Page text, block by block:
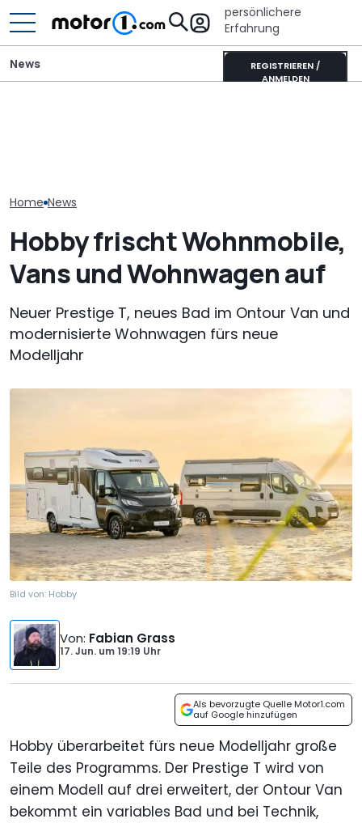
persönlichere
Erfahrung
REGISTRIEREN /
ANMELDEN
News
Home News
Hobby frischt Wohnmobile,
Vans und Wohnwagen auf
Neuer Prestige T, neues Bad im Ontour Van und
modernisierte Wohnwagen fürs neue
Modelljahr
Bild von: Hobby
Von: Fabian Grass
17. Jun. um19:19 Uhr
Als bevorzugte Quelle Motor1.com
auf Google hinzufügen
Hobby überarbeitet fürs neue Modelljahr große
Teile des Programms. Der Prestige T wird von
einem Modell auf drei erweitert, der Ontour Van
bekommt ein variables Bad und bei Technik,